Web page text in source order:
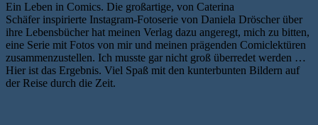
Ein Leben in Comics. Die großartige, von Caterina
Schäfer inspirierte Instagram-Fotoserie von Daniela Dröscher über
ihre Lebensbücher hat meinen Verlag dazu angeregt, mich zu bitten,
eine Serie mit Fotos von mir und meinen prägenden Comiclektüren
zusammenzustellen. Ich musste gar nicht groß überredet werden …
Hier ist das Ergebnis. Viel Spaß mit den kunterbunten Bildern auf
der Reise durch die Zeit.